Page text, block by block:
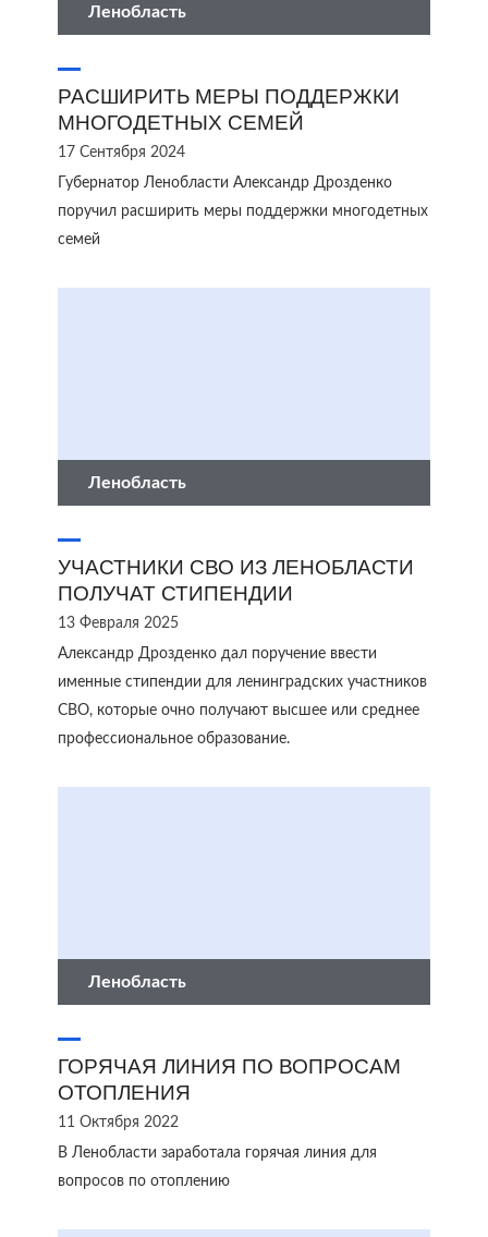
Ленобласть
РАСШИРИТЬ МЕРЫ ПОДДЕРЖКИ
МНОГОДЕТНЫХ СЕМЕЙ
17 Сентября 2024
Губернатор Ленобласти Александр Дрозденко
поручил расширить меры поддержки многодетных
семей
Ленобласть
УЧАСТНИКИ СВО ИЗ ЛЕНОБЛАСТИ
ПОЛУЧАТ СТИПЕНДИИ
13 Февраля 2025
Александр Дрозденко дал поручение ввести
именные стипендии для ленинградских участников
СВО, которые очно получают высшее или среднее
профессиональное образование.
Ленобласть
ГОРЯЧАЯ ЛИНИЯ ПО ВОПРОСАМ
ОТОПЛЕНИЯ
11 Октября 2022
В Ленобласти заработала горячая линия для
вопросов по отоплению